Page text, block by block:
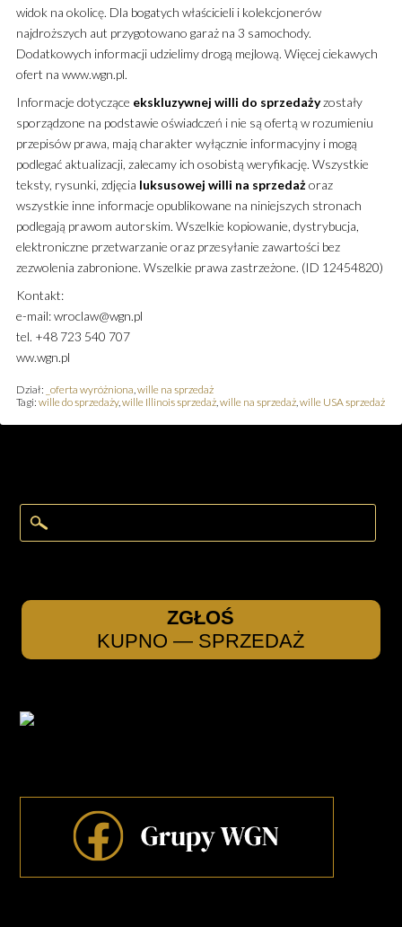
widok na okolicę. Dla bogatych właścicieli i kolekcjonerów
najdroższych aut przygotowano garaż na 3 samochody.
Dodatkowych informacji udzielimy drogą mejlową. Więcej ciekawych
ofert na www.wgn.pl.
Informacje dotyczące ekskluzywnej willi do sprzedażyzostały
sporządzone na podstawie oświadczeń i nie są ofertą w rozumieniu
przepisów prawa, mają charakter wyłącznie informacyjny i mogą
podlegać aktualizacji, zalecamy ich osobistą weryfikację. Wszystkie
teksty, rysunki, zdjęcia luksusowej willi na sprzedażoraz
wszystkie inne informacje opublikowane na niniejszych stronach
podlegają prawom autorskim. Wszelkie kopiowanie, dystrybucja,
elektroniczne przetwarzanie oraz przesyłanie zawartości bez
zezwolenia zabronione. Wszelkie prawa zastrzeżone. (ID 12454820)
Kontakt:
e-mail: wroclaw@wgn.pl
tel. +48 723 540 707
ww.wgn.pl
Dział: _oferta wyróżniona wille na sprzedaż
Tagi: wille do sprzedaży, wille Illinois sprzedaż, wille na sprzedaż, wille USA sprzedaż
ZGŁOŚ
KUPNO — SPRZEDAŻ